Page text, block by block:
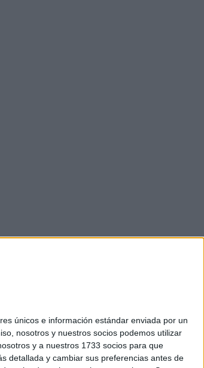
únicos e información estándar enviada por un
nosotros y nuestros socios podemos utilizar
y a nuestros 1733 socios para que
detallada y cambiar sus preferencias antes de